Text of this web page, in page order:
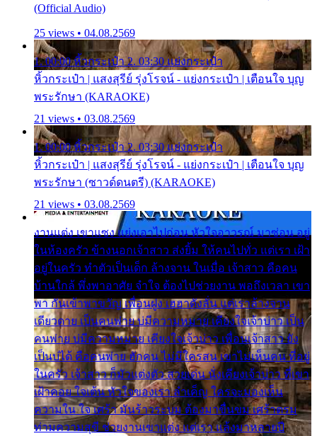
(Official Audio)
25 views • 04.08.2569
1. 00:00 หิ้วกระเป๋า 2. 03:30 แย่งกระเป๋า
หิ้วกระเป๋า | แสงสุรีย์ รุ่งโรจน์ - แย่งกระเป๋า | เตือนใจ บุญ
พระรักษา (KARAOKE)
21 views • 03.08.2569
1. 00:00 หิ้วกระเป๋า 2. 03:30 แย่งกระเป๋า
หิ้วกระเป๋า | แสงสุรีย์ รุ่งโรจน์ - แย่งกระเป๋า | เตือนใจ บุญ
พระรักษา (ซาวด์ดนตรี) (KARAOKE)
21 views • 03.08.2569
งานแต่ง เขาแซง แย่งเอาไปก่อน หัวใจอาวรณ์ มาซ่อน อยู่
ในห้องครัว ข้างนอกเจ้าสาว ส่งยิ้ม ให้คนไปทั่ว แต่เรา เฝ้า
อยู่ในครัว ทำตัวเป็นเด็ก ล้างจาน ในเมื่อ เจ้าสาว คือคน
บ้านใกล้ พึ่งพาอาศัย จำใจ ต้องไปช่วยงาน พอถึงเวลา เขา
พา กันเข้าพาขวัญ เพื่อนฝูง เฮฮาดังลั่น แต่เราล้างจาน
เดียวดาย เป็นคนพ่าย บ่มีความหมาย เคียงใจเจ้าบ่าว เป็น
คนพ่าย บ่มีความหมาย เคียงใจเจ้าบ่าว เพื่อนเจ้าสาว ยัง
เป็นบ่ได้ คือคนพ่าย ฮักคน ไม่มีใครสน เขาไม่เห็นคน ที่อยู่
ในครัว เจ้าสาว ก็มัวแต่งตัว สวยเด่น นั่งเคียงเจ้าบ่าว ที่เขา
เฝ้าคอย ใจเต้น หัวใจของเรา ลำเค็ญ ใครจะมองเห็น
ความใน ใจ เศร้า มันร้าวระบม ต้องมาขื่นขม เศร้าตรม
ท่ามความสุขี ช่วยงานเขาแต่ง แต่เรา แล้งมาหลายปี